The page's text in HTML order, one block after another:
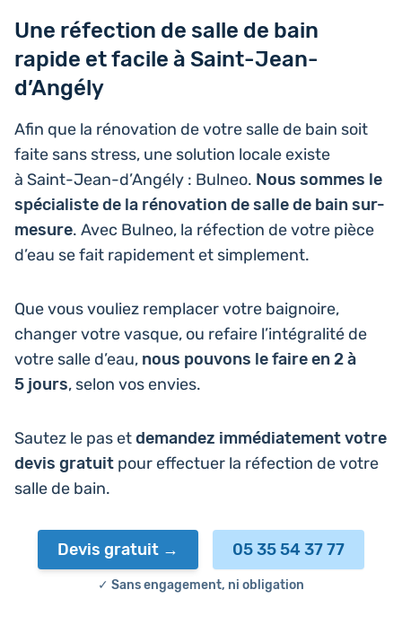
Une réfection de salle de bain
rapide et facile à Saint-Jean-
d’Angély
Afin que la réno­va­tion de votre salle de bain soit
faite sans stress, une solu­tion locale existe
à Saint-Jean-d’An­gé­ly : Bulneo. Nous sommes le
spé­cia­liste de la réno­va­tion de salle de bain sur-
mesure. Avec Bulneo, la réfec­tion de votre pièce
d’eau se fait rapi­de­ment et simplement.
Que vous vouliez rem­pla­cer votre bai­gnoire,
changer votre vasque, ou refaire l’in­té­gra­li­té de
votre salle d’eau, nous pouvons le faire en 2 à
5 jours, selon vos envies.
Sautez le pas etdeman­dez immé­dia­te­ment votre
devis gratuit pour effec­tuer la réfec­tion de votre
salle de bain.
Devis gratuit 05 35 54 37 77
✓ Sans engagement, ni obligation